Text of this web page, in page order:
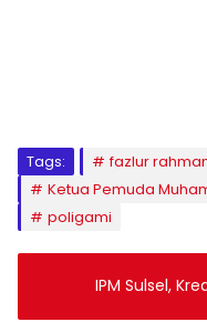
Tags:
fazlur
Ketua Pemuda
poligami
IPM Sulsel,